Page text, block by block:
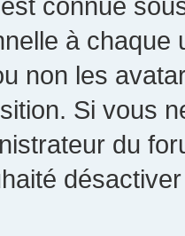
à chaque
non les
Si vous
du